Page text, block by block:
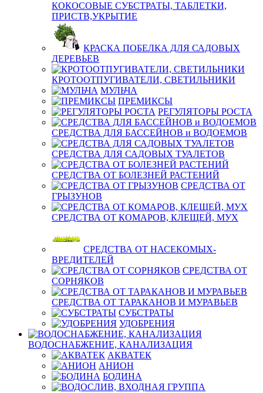
КОКОСОВЫЕ СУБСТРАТЫ, ТАБЛЕТКИ,
ПРИСТВ,УКРЫТИЕ
КРАСКА ПОБЕЛКА ДЛЯ САДОВЫХ
ДЕРЕВЬЕВ
КРОТООТПУГИВАТЕЛИ, СВЕТИЛЬНИКИ
МУЛЬЧА
ПРЕМИКСЫ
РЕГУЛЯТОРЫ РОСТА
СРЕДСТВА ДЛЯ БАССЕЙНОВ и ВОДОЕМОВ
СРЕДСТВА ДЛЯ САДОВЫХ ТУАЛЕТОВ
СРЕДСТВА ОТ БОЛЕЗНЕЙ РАСТЕНИЙ
СРЕДСТВА ОТ
ГРЫЗУНОВ
СРЕДСТВА ОТ КОМАРОВ, КЛЕЩЕЙ, МУХ
СРЕДСТВА ОТ НАСЕКОМЫХ-
ВРЕДИТЕЛЕЙ
СРЕДСТВА ОТ
СОРНЯКОВ
СРЕДСТВА ОТ ТАРАКАНОВ И МУРАВЬЕВ
СУБСТРАТЫ
УДОБРЕНИЯ
ВОДОСНАБЖЕНИЕ, КАНАЛИЗАЦИЯ
АКВАТЕК
АНИОН
БОДИНА